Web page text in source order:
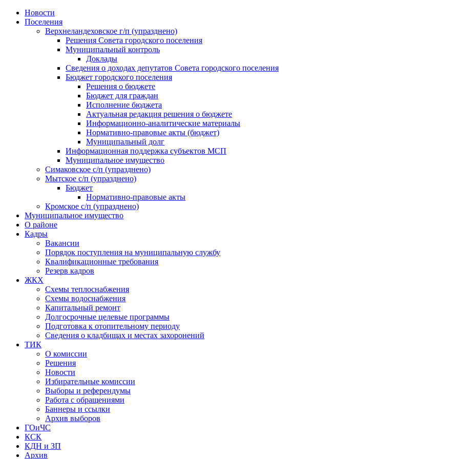
Skip
Новости
Поселения
Верхнеландеховское г/п (упразднено)
Решения Совета городского поселения
Муниципальный контроль
Доклады
Сведения о доходах депутатов Совета городского поселения
Бюджет городского поселения
Решения о бюджете
Бюджет для граждан
Исполнение бюджета
Актуальная редакция решения о бюджете
Информационно-аналитические материалы
Нормативно-правовые акты (бюджет)
Муниципальный долг
Информационная поддержка субъектов МСП
Муниципальное имущество
Симаковское с/п (упразднено)
Мытское с/п (упразднено)
Бюджет
Нормативно-правовые акты
Кромское с/п (упразднено)
Муниципальное имущество
О районе
Кадры
Вакансии
Порядок поступления на муниципальную службу
Квалификационные требования
Резерв кадров
ЖКХ
Схемы теплоснабжения
Схемы водоснабжения
Капитальный ремонт
Долгосрочные целевые программы
Подготовка к отопительному периоду
Сведения о кладбищах и местах захоронений
ТИК
О комиссии
Решения
Новости
Избирательные комиссии
Выборы и референдумы
Работа с обращениями
Баннеры и ссылки
Архив выборов
ГОиЧС
КСК
КДН и ЗП
Архив